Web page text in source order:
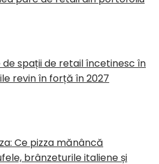
de spații de retail încetinesc în
revin în forță în 2027
Ce pizza mănâncă
brânzeturile italiene și